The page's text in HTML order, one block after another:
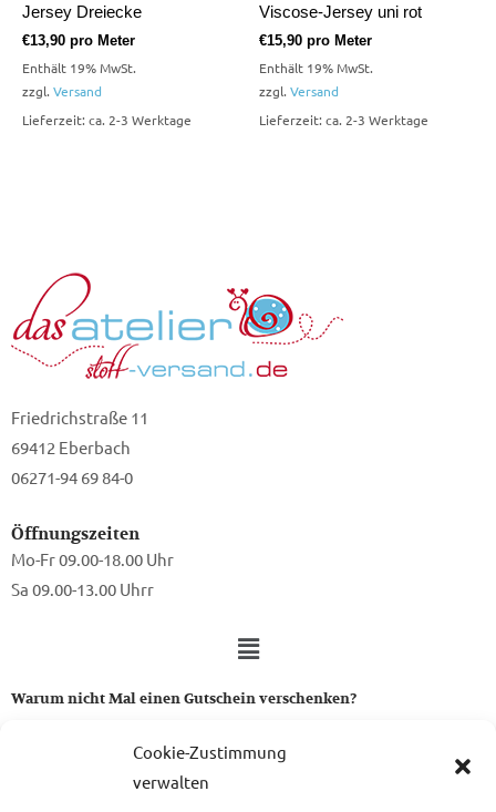
Cookie-Zustimmung
verwalten
Jersey Dreiecke
€13,90 pro Meter
Enthält 19% MwSt.
zzgl. Versand
Lieferzeit: ca. 2-3 Werktage
Viscose-Jersey uni rot
€15,90 pro Meter
Enthält 19% MwSt.
zzgl. Versand
Lieferzeit: ca. 2-3 Werktage
Friedrichstraße 11
69412 Eberbach
06271-94 69 84-0
Öffnungszeiten
Mo-Fr 09.00-18.00 Uhr
Sa 09.00-13.00 Uhrr
Warum nicht Mal einen Gutschein verschenken?
Ein Gutschein von uns ist das perfekte Geschenk für alle Stoff-